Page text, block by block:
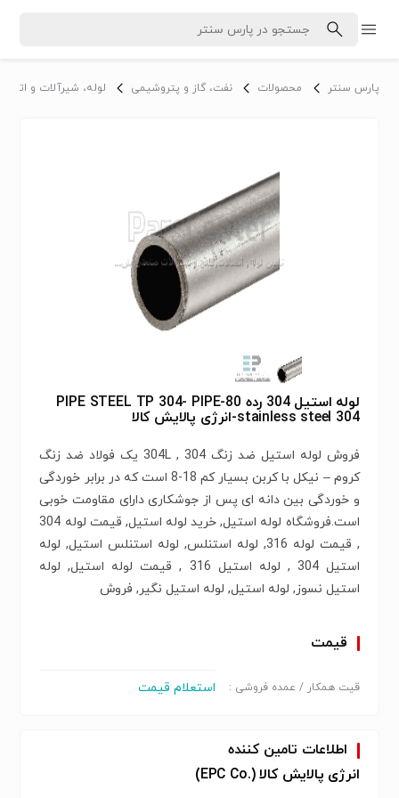
پارس سنتر محصولات نفت، گاز و پتروشیمی لوله، شیرآلات و
لوله استیل 304 رده 80-PIPE STEEL TP 304- PIPE
stainless steel 304-انرژی پالایش کالا
فروش لوله استیل ضد زنگ 304 , 304L یک فولاد ضد زنگ
کروم – نیکل با کربن بسیار کم 18-8 است که در برابر خوردگی
و خوردگی بین دانه ای پس از جوشکاری دارای مقاومت خوبی
است.فروشگاه لوله استیل, خرید لوله استیل, قیمت لوله 304
, قیمت لوله 316, لوله استنلس, لوله استنلس استیل, لوله
استیل 304 , لوله استیل 316 , قیمت لوله استیل, لوله
استیل نسوز, لوله استیل, لوله استیل نگیر, فروش
قیمت
قیت همکار / عمده فروشی : استعلام قیمت
اطلاعات تامین کننده
انرژی پالایش کالا (.EPC Co)